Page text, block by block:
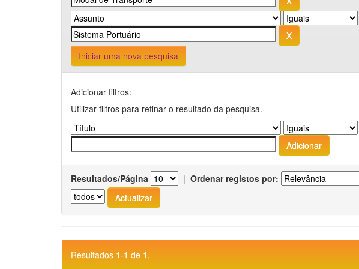
Iniciar uma nova pesquisa
Adicionar filtros:
Utilizar filtros para refinar o resultado da pesquisa.
Resultados/Página | Ordenar registos por:
Resultados 1-1 de 1.